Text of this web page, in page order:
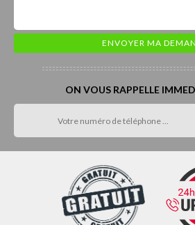
ON VOUS RAPPELLE